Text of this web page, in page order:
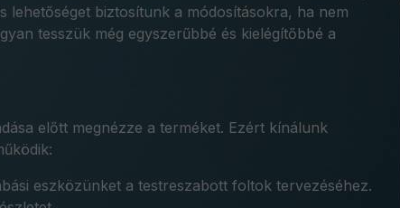
lehetőséget biztosítunk a módosításokra, ha nem
tesszük még egyszerűbbé és kielégítőbbé a
előtt megnézze a terméket. Ezért kínálunk
eszközünket a testreszabott foltok tervezéséhez.